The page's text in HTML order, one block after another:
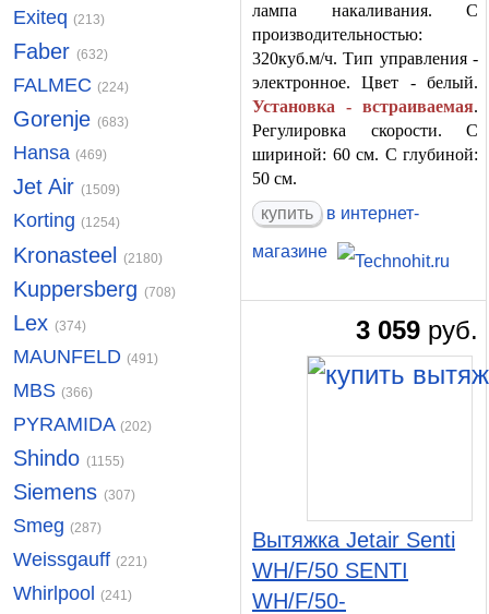
Exiteq(213)
Faber(632)
FALMEC(224)
Gorenje(683)
Hansa(469)
Jet Air(1509)
Korting(1254)
Kronasteel(2180)
Kuppersberg(708)
Lex(374)
MAUNFELD(491)
MBS(366)
PYRAMIDA(202)
Shindo(1155)
Siemens(307)
Smeg(287)
Weissgauff(221)
Whirlpool(241)
лампа накаливания. С
производительностью:
320куб.м/ч. Тип управления -
электронное. Цвет - белый.
Установка - встраиваемая.
Регулировка скорости. С
шириной: 60 см. С глубиной:
50 см.
купить
в интернет-
магазине
3 059 руб.
Вытяжка Jetair Senti
WH/F/50 SENTI
WH/F/50-